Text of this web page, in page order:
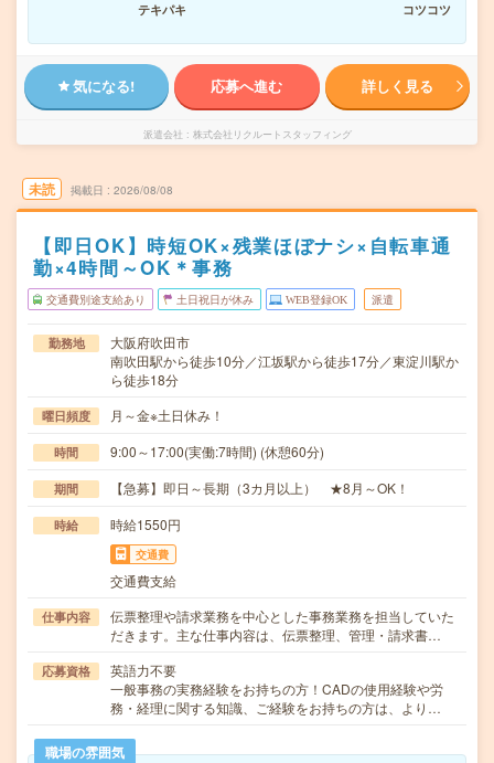
テキパキ
コツコツ
気になる! 応募へ進む 詳しく見る
派遣会社 株式会社リクルートスタッフィング
未読 掲載日 2026/08/08
【即日OK】時短OK×残業ほぼナシ×自転車通
勤×4時間～OK＊事務
交通費別途支給あり 土日祝日が休み WEB登録OK 派遣
勤務地
大阪府吹田市
南吹田駅から徒歩10分／江坂駅から徒歩17分／東淀川駅か
ら徒歩18分
曜日頻度 月～金※土日休み！
時間 9:00～17:00(実働:7時間) (休憩60分)
期間 【急募】即日～長期（3カ月以上） ★8月～OK！
時給 時給1550円
交通費
交通費支給
仕事内容
伝票整理や請求業務を中心とした事務業務を担当していた
だきます。主な仕事内容は、伝票整理、管理・請求書…
応募資格
英語力不要
一般事務の実務経験をお持ちの方！CADの使用経験や労
務・経理に関する知識、ご経験をお持ちの方は、より…
職場の雰囲気